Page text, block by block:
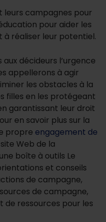
leurs campagnes pour
pour aider les
à réaliser leur potentiel.
décideurs l’urgence
appellerons à agir
les obstacles à la
filles en les protégeant
garantissant leur droit
en savoir plus sur la
propre engagement de
site Web de la
boîte à outils Le
et conseils
de campagne,
de campagne,
de ressources pour les